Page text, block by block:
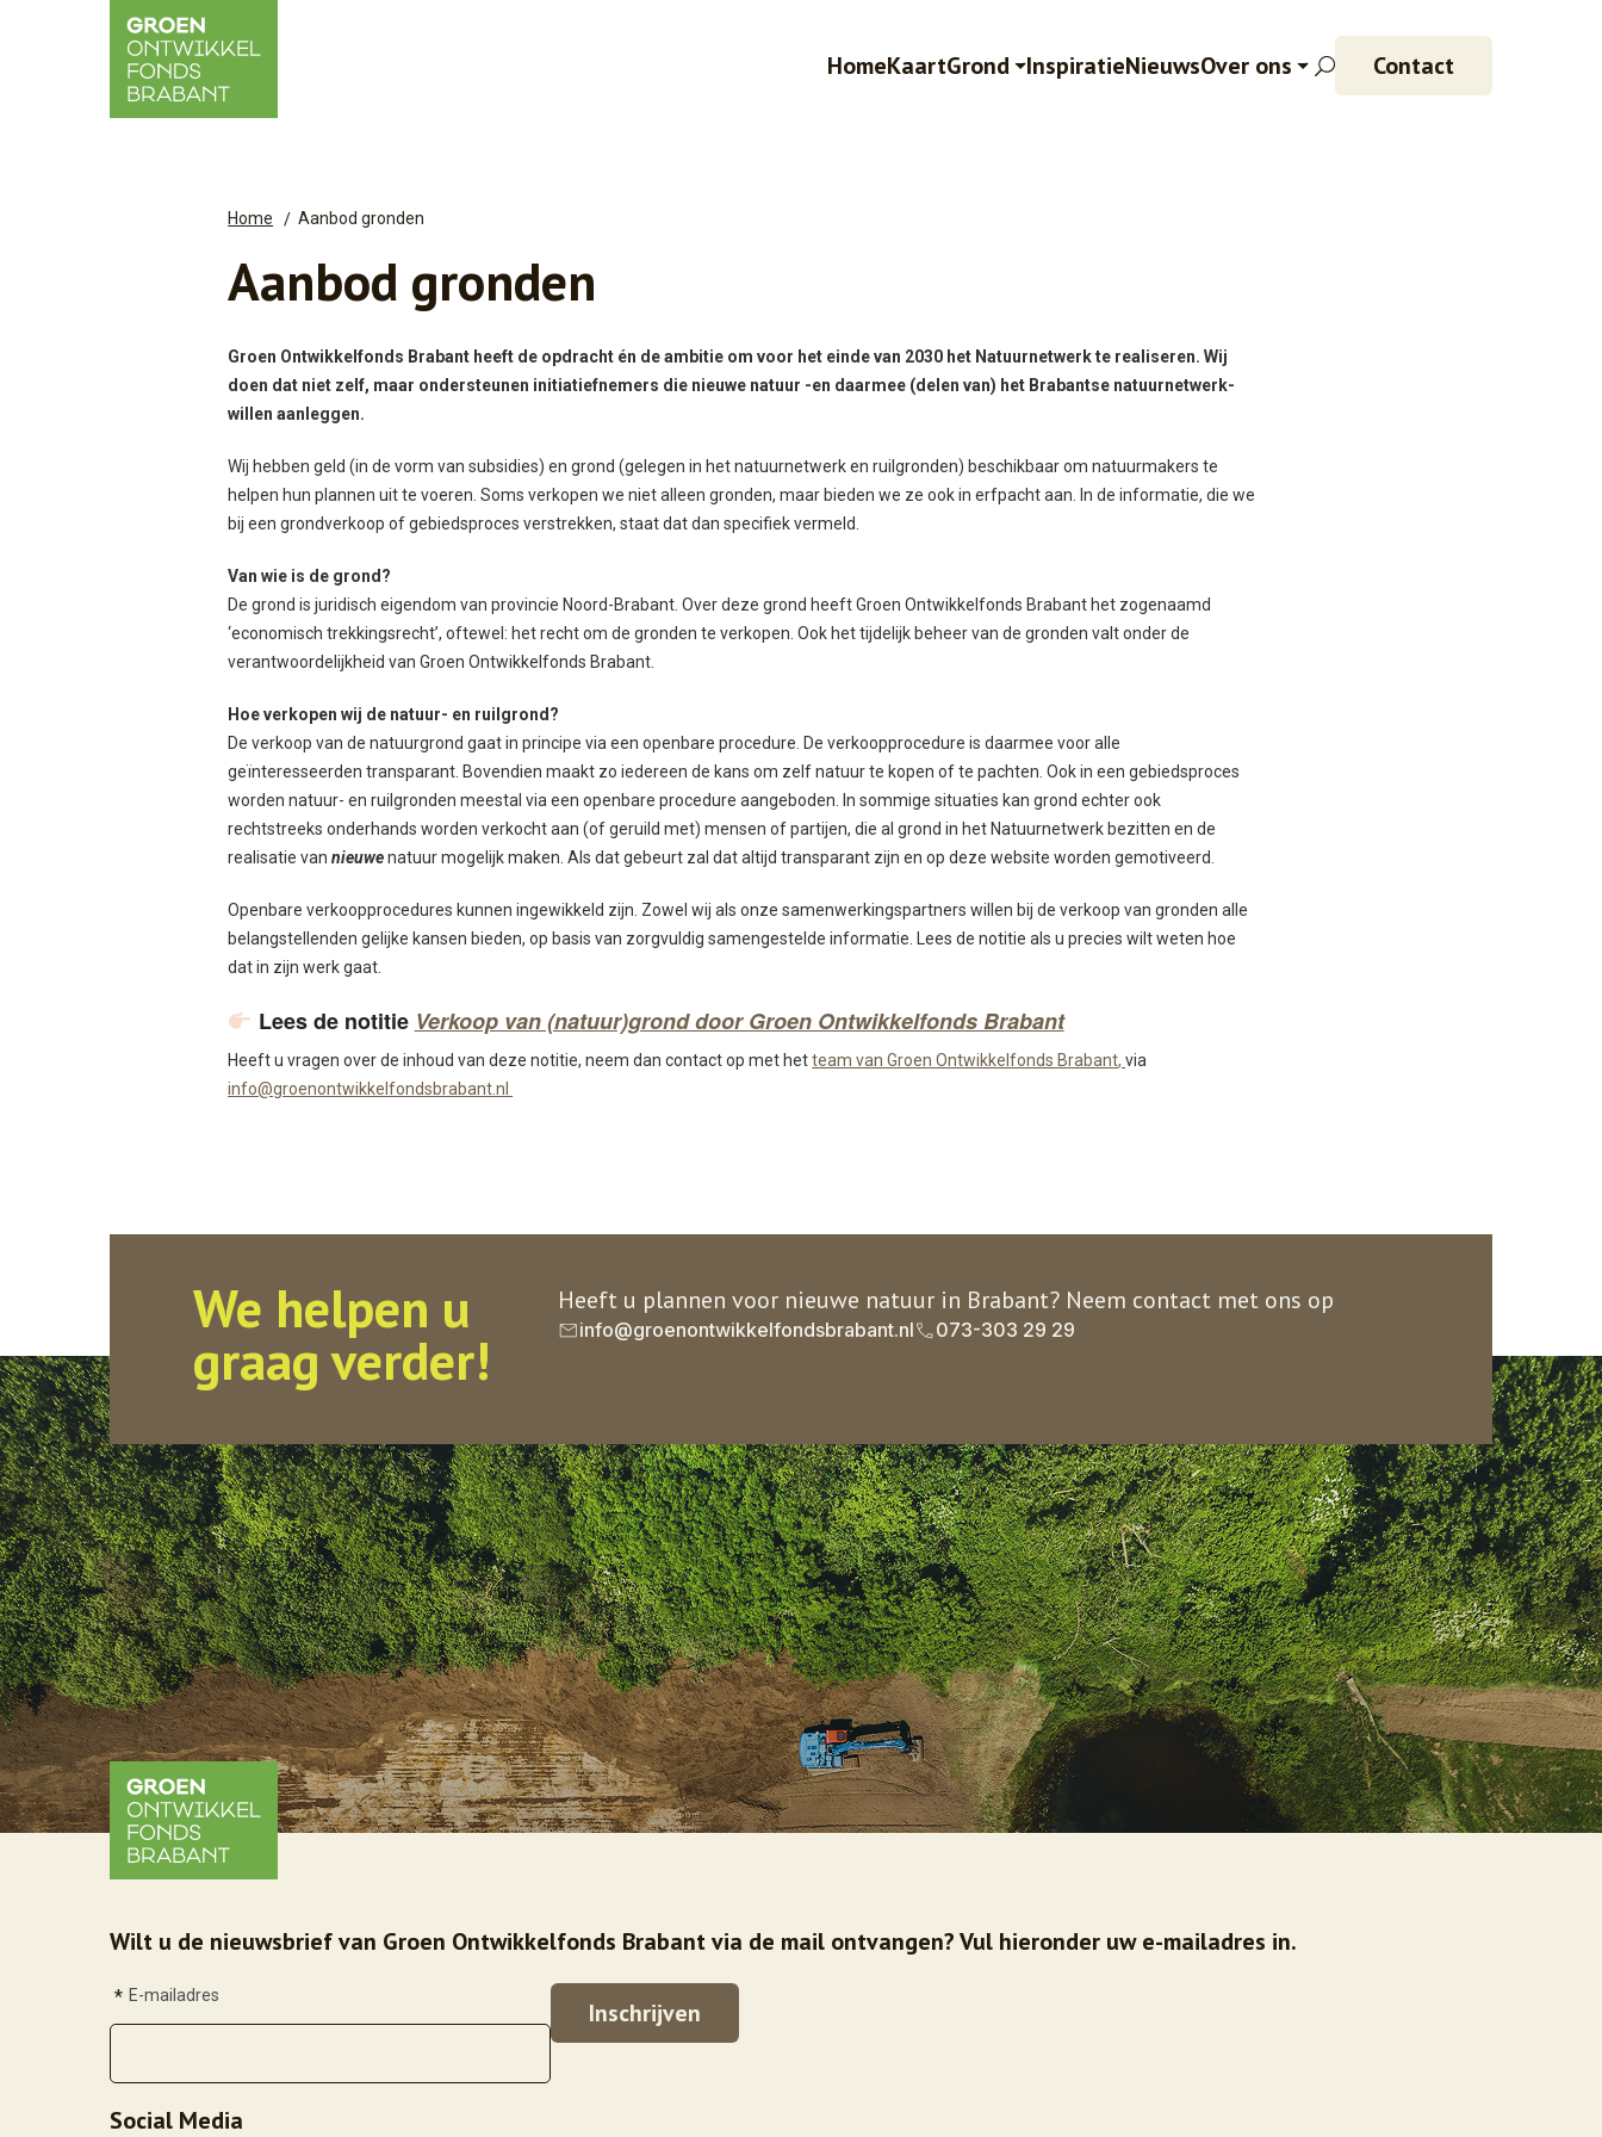
HomeKaartGrond InspiratieNieuwsOver ons Contact
Home Aanbod gronden
Aanbod gronden
Groen Ontwikkelfonds Brabant heeft de opdracht én de ambitie om voor het einde van 2030 het Natuurnetwerk te realiseren. Wij
doen dat niet zelf, maar ondersteunen initiatiefnemers die nieuwe natuur -en daarmee (delen van) het Brabantse natuurnetwerk-
willen aanleggen.
Wij hebben geld (in de vorm van subsidies) en grond (gelegen in het natuurnetwerk en ruilgronden) beschikbaar om natuurmakers te
helpen hun plannen uit te voeren. Soms verkopen we niet alleen gronden, maar bieden we ze ook in erfpacht aan. In de informatie, die we
bij een grondverkoop of gebiedsproces verstrekken, staat dat dan specifiek vermeld.
Van wie is de grond?
De grond is juridisch eigendom van provincie Noord-Brabant. Over deze grond heeft Groen Ontwikkelfonds Brabant het zogenaamd
‘economisch trekkingsrecht’, oftewel: het recht om de gronden te verkopen. Ook het tijdelijk beheer van de gronden valt onder de
verantwoordelijkheid van Groen Ontwikkelfonds Brabant.
Hoe verkopen wij de natuur- en ruilgrond?
De verkoop van de natuurgrond gaat in principe via een openbare procedure. De verkoopprocedure is daarmee voor alle
geïnteresseerden transparant. Bovendien maakt zo iedereen de kans om zelf natuur te kopen of te pachten. Ook in een gebiedsproces
worden natuur- en ruilgronden meestal via een openbare procedure aangeboden. In sommige situaties kan grond echter ook
rechtstreeks onderhands worden verkocht aan (of geruild met) mensen of partijen, die al grond in het Natuurnetwerk bezitten en de
realisatie vannieuwenatuur mogelijk maken. Als dat gebeurt zal dat altijd transparant zijn en op deze website worden gemotiveerd.
Openbare verkoopprocedures kunnen ingewikkeld zijn. Zowel wij als onze samenwerkingspartners willen bij de verkoop van gronden alle
belangstellenden gelijke kansen bieden, op basis van zorgvuldig samengestelde informatie. Lees de notitie als u precies wilt weten hoe
dat in zijn werk gaat.
Lees de notitie Verkoop van (natuur)grond door Groen Ontwikkelfonds Brabant
Heeft u vragen over de inhoud van deze notitie, neem dan contact op met hetteam van Groen Ontwikkelfonds Brabant,via
info@groenontwikkelfondsbrabant.nl
We helpen u
graag verder!
Heeft u plannen voor nieuwe natuur in Brabant? Neem contact met ons op
info@groenontwikkelfondsbrabant.nl 073-303 29 29
Wilt u de nieuwsbrief van Groen Ontwikkelfonds Brabant via de mail ontvangen? Vul hieronder uw e-mailadres in.
E-mailadres
*
Social Media